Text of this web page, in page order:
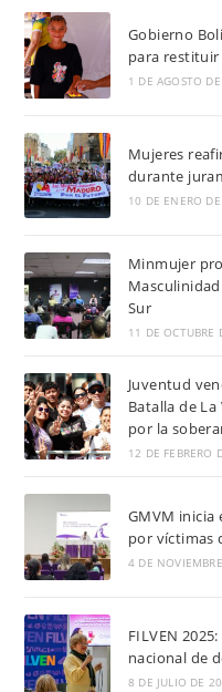
Gobierno
para restituir
1 DE AGOSTO
Mujeres
durante
10 DE ENERO
Minmujer
Sur
11 DE OCTUBRE
Juventud
Batalla de
por la
12 DE FEBRERO
GMVM inicia
por víctimas
4 DE
FILVEN
nacional de
8 DE JULIO DE